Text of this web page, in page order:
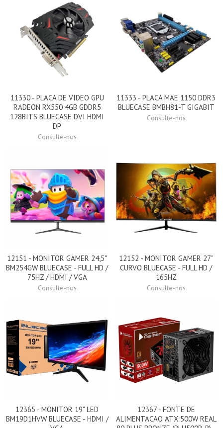
11330 - PLACA DE VIDEO GPU
RADEON RX550 4GB GDDR5
128BITS BLUECASE DVI HDMI
DP
Consulte-nos
11333 - PLACA MAE 1150 DDR3
BLUECASE BMBH81-T GIGABIT
Consulte-nos
12151 - MONITOR GAMER 24,5"
BM254GW BLUECASE - FULL HD /
75HZ / HDMI / VGA
Consulte-nos
12152 - MONITOR GAMER 27"
CURVO BLUECASE - FULL HD /
165HZ
Consulte-nos
12365 - MONITOR 19" LED
BM19D1HVW BLUECASE - HDMI /
12367 - FONTE DE
ALIMENTACAO ATX 500W REAL